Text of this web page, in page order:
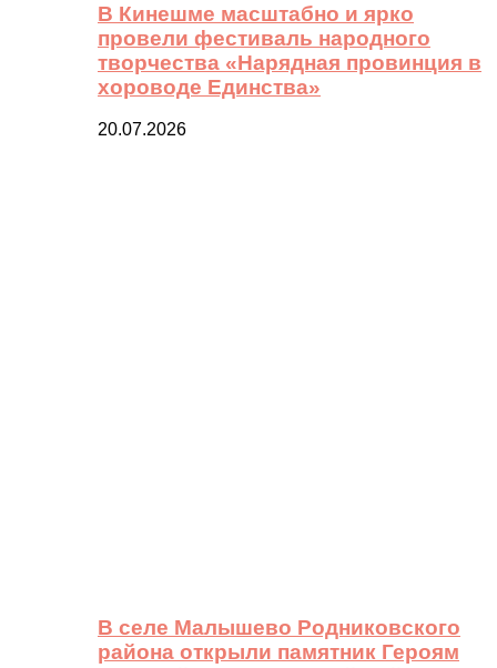
В Кинешме масштабно и ярко
провели фестиваль народного
творчества «Нарядная провинция в
хороводе Единства»
20.07.2026
В селе Малышево Родниковского
района открыли памятник Героям